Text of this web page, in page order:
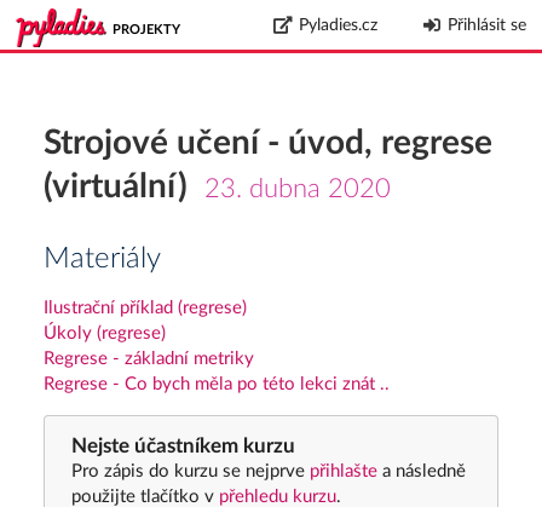
PROJEKTY Pyladies.cz Přihlásit se
Strojové učení - úvod, regrese
(virtuální)
23. dubna 2020
Materiály
Ilustrační příklad (regrese)
Úkoly (regrese)
Regrese - základní metriky
Regrese - Co bych měla po této lekci znát ..
Nejste účastníkem kurzu
Pro zápis do kurzu se nejprvepřihlašte a následně
použijte tlačítko vpřehledu kurzu.